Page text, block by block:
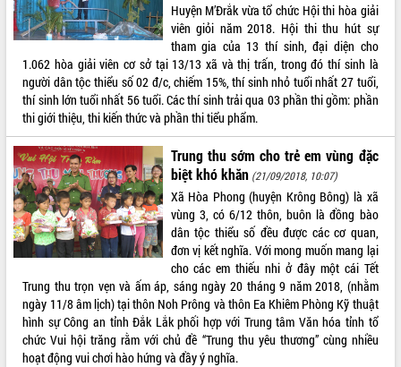
Huyện M’Đrắk vừa tổ chức Hội thi hòa giải
viên giỏi năm 2018. Hội thi thu hút sự
tham gia của 13 thí sinh, đại diện cho
1.062 hòa giải viên cơ sở tại 13/13 xã và thị trấn, trong đó thí sinh là
người dân tộc thiểu số 02 đ/c, chiếm 15%, thí sinh nhỏ tuổi nhất 27 tuổi,
thí sinh lớn tuổi nhất 56 tuổi. Các thí sinh trải qua 03 phần thi gồm: phần
thi giới thiệu, thi kiến thức và phần thi tiểu phẩm.
Trung thu sớm cho trẻ em vùng đặc
biệt khó khăn (21/09/2018, 10:07)
Xã Hòa Phong (huyện Krông Bông) là xã
vùng 3, có 6/12 thôn, buôn là đồng bào
dân tộc thiểu số đều được các cơ quan,
đơn vị kết nghĩa. Với mong muốn mang lại
cho các em thiếu nhi ở đây một cái Tết
Trung thu trọn vẹn và ấm áp, sáng ngày 20 tháng 9 năm 2018, (nhằm
ngày 11/8 âm lịch) tại thôn Noh Prông và thôn Ea Khiêm Phòng Kỹ thuật
hình sự Công an tỉnh Đắk Lắk phối hợp với Trung tâm Văn hóa tỉnh tổ
chức Vui hội trăng rằm với chủ đề “Trung thu yêu thương” cùng nhiều
hoạt động vui chơi hào hứng và đầy ý nghĩa.